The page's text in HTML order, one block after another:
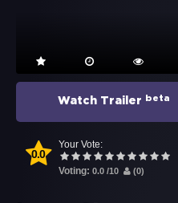
Watch Trailer beta
0.0
Your Vote:
Voting: 0.0 /10 (0)